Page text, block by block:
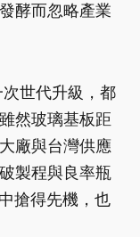
酵而忽略產業
世代升級，都
然玻璃基板距
廠與台灣供應
製程與良率瓶
搶得先機，也